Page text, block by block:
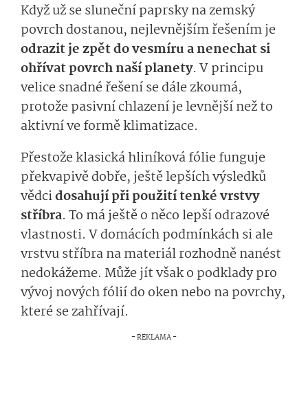
Když už se sluneční paprsky na zemský
povrch dostanou, nejlevnějším řešením je
odrazit je zpět do vesmíru a nenechat si
ohřívat povrch naší planety. V principu
velice snadné řešení se dále zkoumá,
protože pasivní chlazení je levnější než to
aktivní ve formě klimatizace.
Přestože klasická hliníková fólie funguje
překvapivě dobře, ještě lepších výsledků
vědcidosahují při použití tenké vrstvy
stříbra. To má ještě o něco lepší odrazové
vlastnosti. V domácích podmínkách si ale
vrstvu stříbra na materiál rozhodně nanést
nedokážeme. Může jít však o podklady pro
vývoj nových fólií do oken nebo na povrchy,
které se zahřívají.